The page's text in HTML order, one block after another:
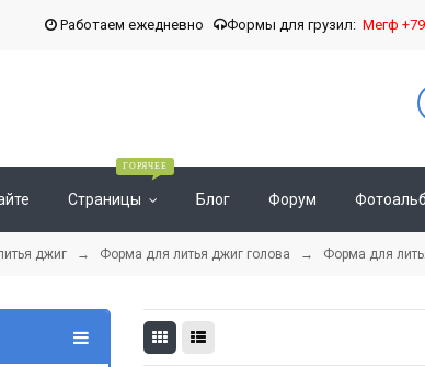
Работаем ежедневно Формы для грузил: Мегф
Страницы Блог Форум
джиг → Форма для литья джиг голова → Форма для